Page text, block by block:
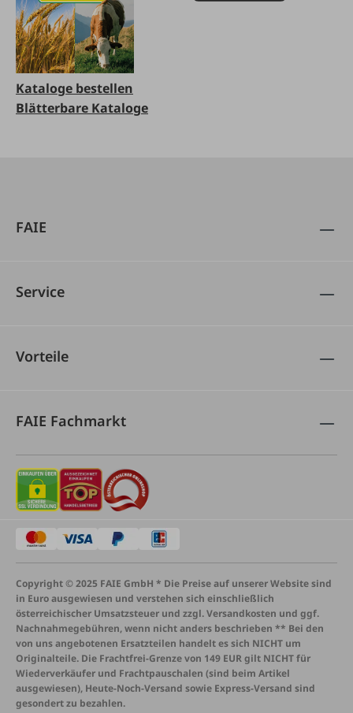
Kataloge bestellen
Blätterbare Kataloge
FAIE
Service
Vorteile
FAIE Fachmarkt
Copyright © 2025 FAIE GmbH * Die Preise auf unserer Website sind
in Euro ausgewiesen und verstehen sich einschließlich
österreichischer Umsatzsteuer und zzgl. Versandkosten und ggf.
Nachnahmegebühren, wenn nicht anders beschrieben ** Bei den
von uns angebotenen Ersatzteilen handelt es sich NICHT um
Originalteile. Die Frachtfrei-Grenze von 149 EUR gilt NICHT für
Wiederverkäufer und Frachtpauschalen (sind beim Artikel
ausgewiesen), Heute-Noch-Versand sowie Express-Versand sind
gesondert zu bezahlen.